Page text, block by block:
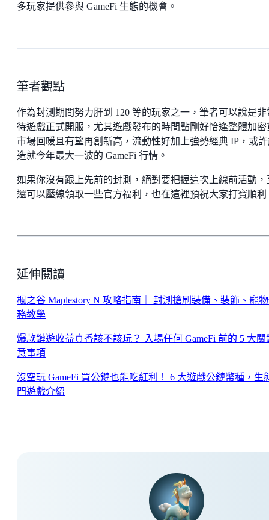
多玩家提供參與 GameFi 生態的機會。
筆者觀點
作為封測期間努力肝到 120 等的玩家之一，筆者可以說是非
待遊戲正式開服，尤其遊戲發布的時間點剛好恰逢整體加密
市場回暖且有望再創新高，流動性好加上強勢經典 IP，或
造就今年最大一波的 GameFi 行情。
如果你沒有跟上先前的封測，絕對要把握這次上線前活動，
還可以壓線領取一些官方福利，也在這裡預祝大家打寶順利
延伸閱讀
楓之谷 Maplestory N 攻略指南｜ 封測搶刷裝備、裝飾、寵
務教學
爆款鏈遊收益真香該不該玩？ 入場任何 GameFi 前的 5 大關
意事項
沒空玩 GameFi 買公鏈也能吃紅利！ 6 大遊戲公鏈幣種，生
門遊戲介紹